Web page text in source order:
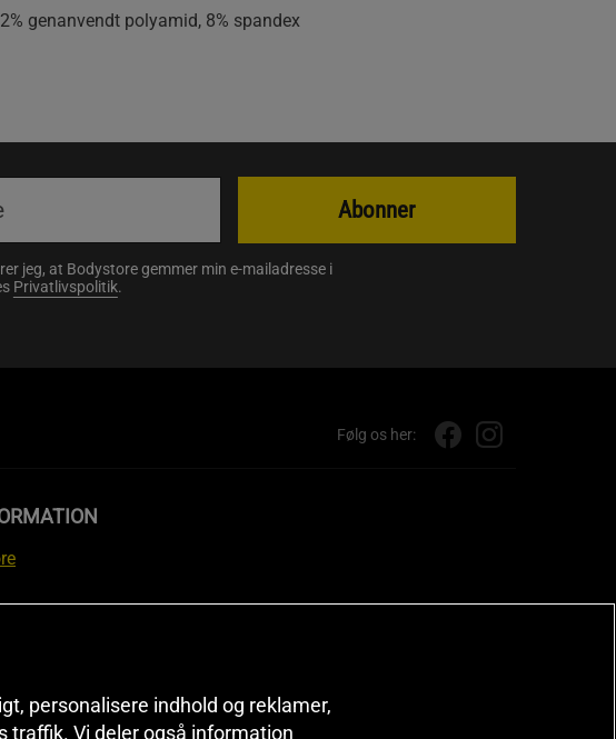
genanvendt polyamid, 8% spandex
jeg, at Bodystore gemmer min e-mailadresse i
Privatlivspolitik.
Abonner
Følg os her:
personalisere indhold og reklamer,
traffik. Vi deler også information